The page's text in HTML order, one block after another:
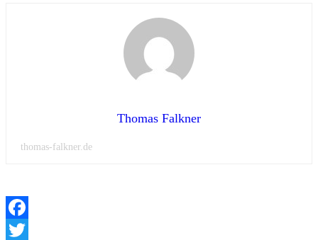
Thomas Falkner
thomas-falkner.de
Facebook